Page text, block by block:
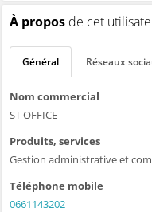
À propos de cet
Général Réseaux
Nom commercial
ST OFFICE
Produits, services
Gestion administrative et
Téléphone mobile
0661143202